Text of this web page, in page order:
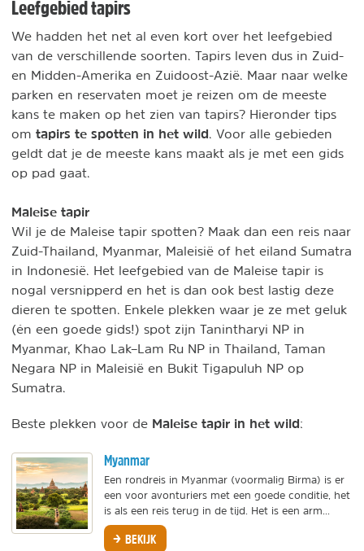
Leefgebied tapirs
We hadden het net al even kort over het leefgebied
van de verschillende soorten. Tapirs leven dus in Zuid-
en Midden-Amerika en Zuidoost-Azië. Maar naar welke
parken en reservaten moet je reizen om de meeste
kans te maken op het zien van tapirs? Hieronder tips
om tapirs te spotten in het wild . Voor alle gebieden
geldt dat je de meeste kans maakt als je met een gids
op pad gaat.
Maleise tapir
Wil je de Maleise tapir spotten? Maak dan een reis naar
Zuid-Thailand, Myanmar, Maleisië of het eiland Sumatra
in Indonesië. Het leefgebied van de Maleise tapir is
nogal versnipperd en het is dan ook best lastig deze
dieren te spotten. Enkele plekken waar je ze met geluk
(én een goede gids!) spot zijn Tanintharyi NP in
Myanmar, Khao Lak–Lam Ru NP in Thailand, Taman
Negara NP in Maleisië en Bukit Tigapuluh NP op
Sumatra.
Beste plekken voor de Maleise tapir in het wild:
Myanmar
Een rondreis in Myanmar (voormalig Birma) is er
een voor avonturiers met een goede conditie, het
is als een reis terug in de tijd. Het is een arm...
BEKIJK